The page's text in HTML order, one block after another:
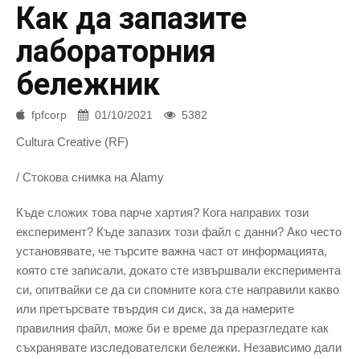
Как да запазите
лабораторния
бележник
fpfcorp 01/10/2021 5382
Cultura Creative (RF)
/ Стокова снимка на Alamy
Къде сложих това парче хартия? Кога направих този
експеримент? Къде запазих този файл с данни? Ако често
установявате, че търсите важна част от информацията,
която сте записали, докато сте извършвали експеримента
си, опитвайки се да си спомните кога сте направили какво
или претърсвате твърдия си диск, за да намерите
правилния файл, може би е време да преразгледате как
съхранявате изследователски бележки. Независимо дали